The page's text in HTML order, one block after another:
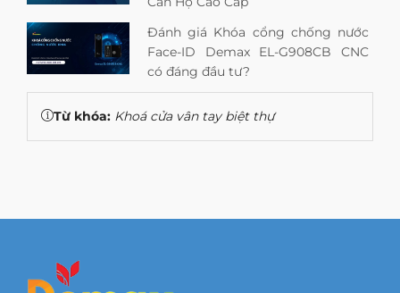
Đánh giá Khóa cổng chống nước
Face-ID Demax EL-G908CB CNC
có đáng đầu tư?
Từ khóa: Khoá cửa vân tay biệt thự